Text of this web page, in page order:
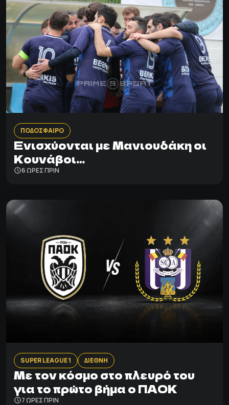
ΠΟΔΟΣΦΑΙΡΟ
Ενισχύονται με Μανιουδάκη οι
Κουνάβοι…
6 ΩΡΕΣ ΠΡΙΝ
SUPER LEAGUE 1 ΔΙΕΘΝΗ
Με τον κόσμο στο πλευρό του
για το πρώτο βήμα ο ΠΑΟΚ
7 ΩΡΕΣ ΠΡΙΝ